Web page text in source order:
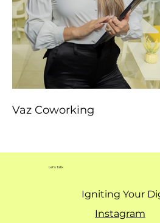
Vaz Coworking
Let's Talk
Igniting Your
Instagram